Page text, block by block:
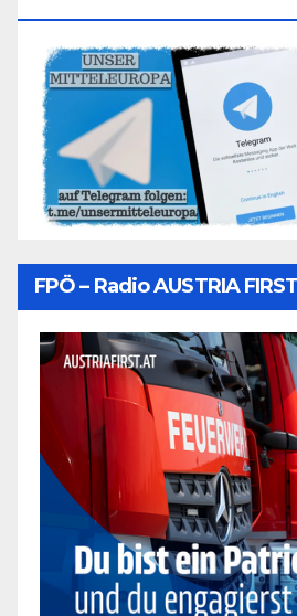
FPÖ – Radio AUSTRIA FIRST